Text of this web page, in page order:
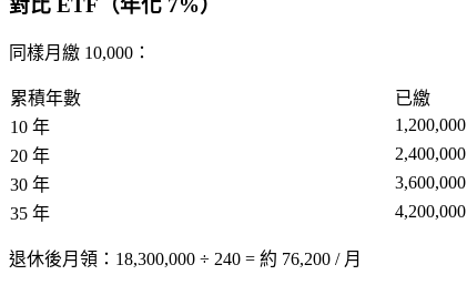
同樣月繳 10,000：
累積年數 已繳
10 年
1,200,000
20 年
2,400,000
30 年
3,600,000
35 年
4,200,000
退休後月領 ：18,300,000 ÷ 240 = 約 76,200 / 月